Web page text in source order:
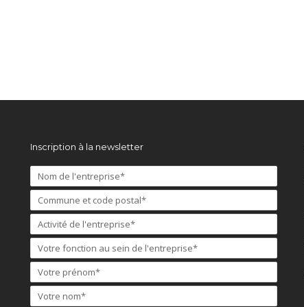
Inscription à la newsletter